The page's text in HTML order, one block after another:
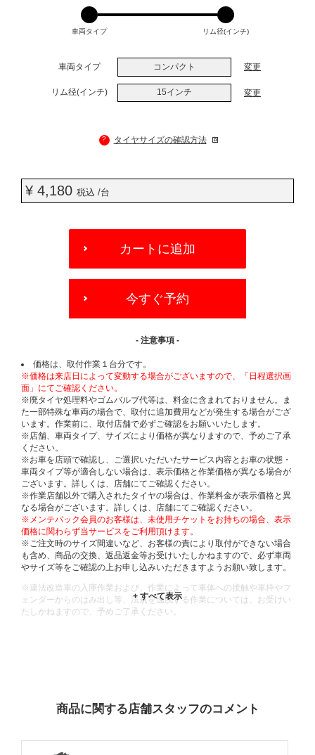
車両タイプ リム径(インチ)
車両タイプ コンパクト 変更
リム径(インチ) 15インチ 変更
? タイヤサイズの確認方法
¥ 4,180 税込 /台
OPTIONS
カートに追加
今すぐ予約
- 注意事項 -
価格は、取付作業１台分です。
※価格は来店日によって変動する場合がございますので、「日程選択画
面」にてご確認ください。
※廃タイヤ処理料やゴムバルブ代等は、料金に含まれておりません。ま
た一部特殊な車両の場合で、取付に追加費用などが発生する場合がござ
います。作業前に、取付店舗で必ずご確認をお願いいたします。
※店舗、車両タイプ、サイズにより価格が異なりますので、予めご了承
ください。
※お車を店頭で確認し、ご選択いただいたサービス内容とお車の状態・
車両タイプ等が適合しない場合は、表示価格と作業価格が異なる場合が
ございます。詳しくは、店舗にてご確認ください。
※作業店舗以外で購入されたタイヤの場合は、作業料金が表示価格と異
なる場合がございます。詳しくは、店舗にてご確認ください。
※メンテパック会員のお客様は、未使用チケットをお持ちの場合、表示
価格に関わらず当サービスをご利用頂けます。
※ご注文時のサイズ間違いなど、お客様の責により取付ができない場合
も含め、商品の交換、返品返金等お受けいたしかねますので、必ず車両
やサイズ等をご確認の上お申し込みいただきますようお願い致します。
※違法改造車の入庫作業および、作業によって車体への接触や車枠やフ
ェンダーからのはみ出し等、法規を逸脱する作業については、お受けい
たしかねますので、予めご了承ください。
商品に関する店舗スタッフのコメント